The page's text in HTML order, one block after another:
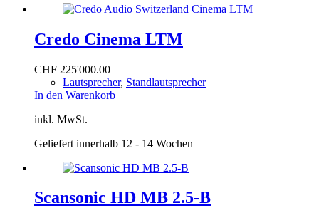
Credo Cinema LTM
CHF 225'000.00
Lautsprecher, Standlautsprecher
In den Warenkorb
inkl. MwSt.
Geliefert innerhalb 12 - 14 Wochen
Scansonic HD MB 2.5-B